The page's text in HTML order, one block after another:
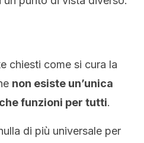
chiesti come si cura la
non esiste un’unica
funzioni per tutti.
di più universale per